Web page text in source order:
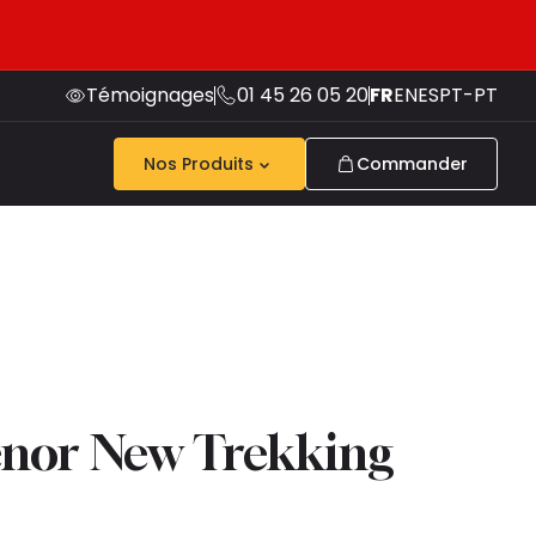
Témoignages 01 45 26 05 20FRENESPT-PT
Nos Produits Commander
New Trekking